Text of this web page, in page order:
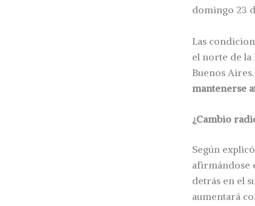
domingo 23
Las
el norte de la
Buenos
mantenerse
¿Cambio
Según
afirmándose
detrás en el
aumentará